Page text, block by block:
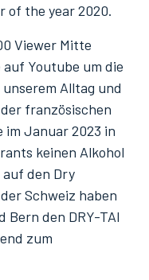
of the year 2020.
Viewer Mitte
Youtube um die
Alltag und
französischen
im Januar 2023 in
keinen Alkohol
den Dry
Schweiz haben
Bern den DRY-TAI
zum